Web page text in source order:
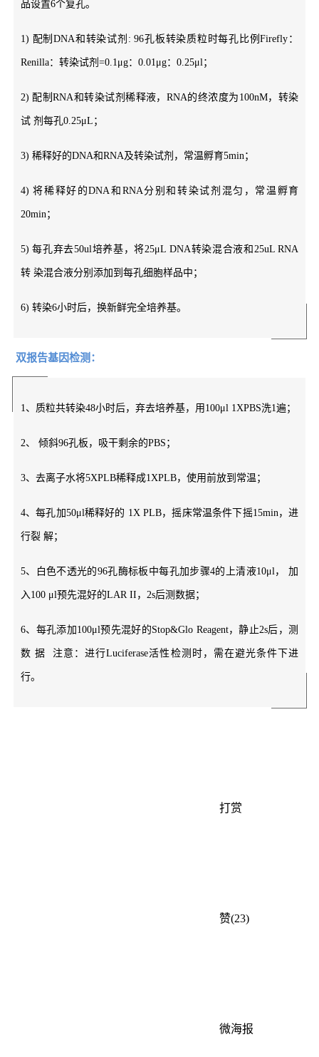
品设置6个复孔。
1) 配制DNA和转染试剂: 96孔板转染质粒时每孔比例Firefly：
Renilla：转染试剂=0.1μg：0.01μg：0.25μl；
2) 配制RNA和转染试剂稀释液，RNA的终浓度为100nM，转染
试 剂每孔0.25μL；
3) 稀释好的DNA和RNA及转染试剂，常温孵育5min；
4) 将稀释好的DNA和RNA分别和转染试剂混匀，常温孵育
20min；
5) 每孔弃去50ul培养基，将25μL DNA转染混合液和25uL RNA
转 染混合液分别添加到每孔细胞样品中；
6) 转染6小时后，换新鲜完全培养基。
双报告基因检测：
1、质粒共转染48小时后，弃去培养基，用100μl 1XPBS洗1遍；
2、 倾斜96孔板，吸干剩余的PBS；
3、去离子水将5XPLB稀释成1XPLB，使用前放到常温；
4、每孔加50μl稀释好的 1X PLB，摇床常温条件下摇15min，进
行裂 解；
5、白色不透光的96孔酶标板中每孔加步骤4的上清液10μl， 加
入100 μl预先混好的LAR II，2s后测数据；
6、每孔添加100μl预先混好的Stop&Glo Reagent，静止2s后，测
数 据 注意：进行Luciferase活性检测时，需在避光条件下进
行。
打赏
赞(23)
微海报